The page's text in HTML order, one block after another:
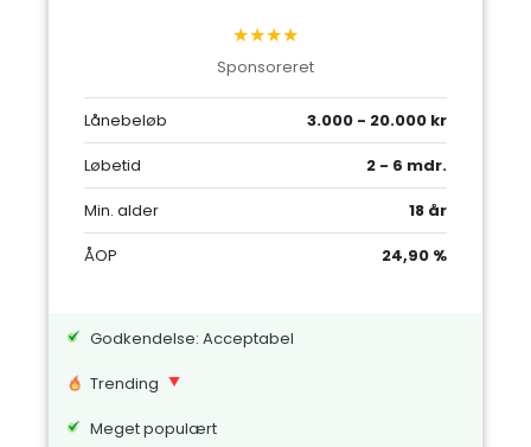
★★★★
Sponsoreret
Lånebeløb
3.000 - 20.000 kr
Løbetid
2 - 6 mdr.
Min. alder
18 år
ÅOP
24,90 %
Godkendelse: Acceptabel
Trending
Meget populært